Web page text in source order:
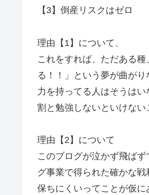
【3】倒産リスクはゼロ
理由【1】について、
これをすれば、ただある
る！！」という夢が曲が
力を持ってる人はそうはい
割と勉強しないといけない
理由【2】について
このブログが泣かず飛ば
グ事業で得られた確かな
保ちにくいってことが仮